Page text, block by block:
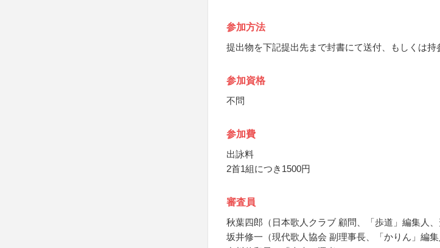
参加方法
提出物を下記提出先まで封書にて送付、もしくは持
参加資格
不問
参加費
出詠料
2首1組につき1500円
審査員
秋葉四郎（日本歌人クラブ 顧問、「歩道」編集人、
坂井修一（現代歌人協会 副理事長、「かりん」編集